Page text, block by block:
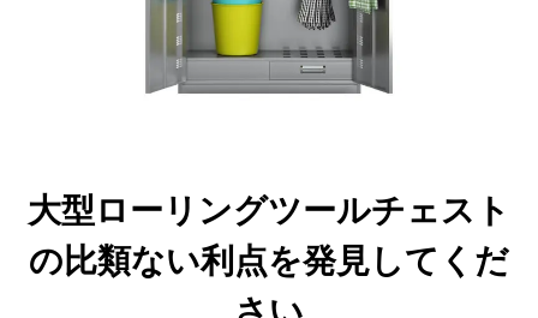
大型ローリングツールチェスト
の比類ない利点を発見してくだ